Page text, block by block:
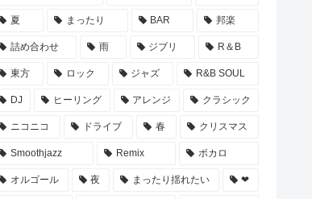
夏 まったり BAR 邦楽
詰め合わせ 雨 ジブリ R＆B
東方 ロック ジャズ R&B SOUL
DJ ヒーリング アレンジ クラシック
ニコニコ ドライブ 春 クリスマス
Smoothjazz Remix ボカロ
オルゴール 夜 まったり揺れたい ❤